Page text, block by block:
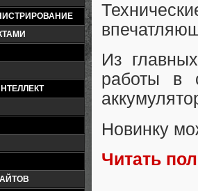
Из
работы в
Новинку
Читать